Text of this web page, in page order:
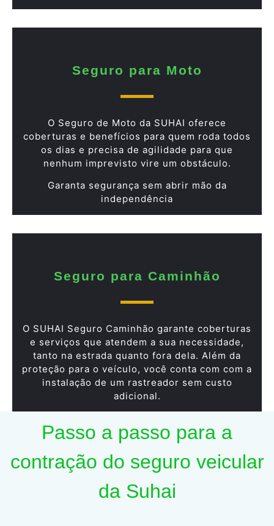
Seguro para Moto
O Seguro de Moto da SUHAI oferece
coberturas e benefícios para quem roda todos
os dias e precisa de agilidade para que
nenhum imprevisto vire um obstáculo.
Garanta segurança sem abrir mão da
independência
Seguro para Caminhão
O SUHAI Seguro Caminhão garante coberturas
e serviços que atendem a sua necessidade,
tanto na estrada quanto fora dela. Além da
proteção para o veículo, você conta com com a
instalação de um rastreador sem custo
adicional.
Passo a passo para a
contração do seguro veicular
da Suhai